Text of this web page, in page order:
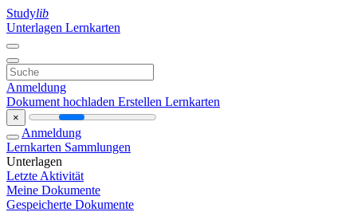
Studylib
Unterlagen Lernkarten
Anmeldung
Dokument hochladen Erstellen Lernkarten
×
Anmeldung
Lernkarten Sammlungen
Unterlagen
Letzte Aktivität
Meine Dokumente
Gespeicherte Dokumente